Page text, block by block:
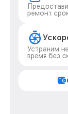
ремонт
Устраним
время без